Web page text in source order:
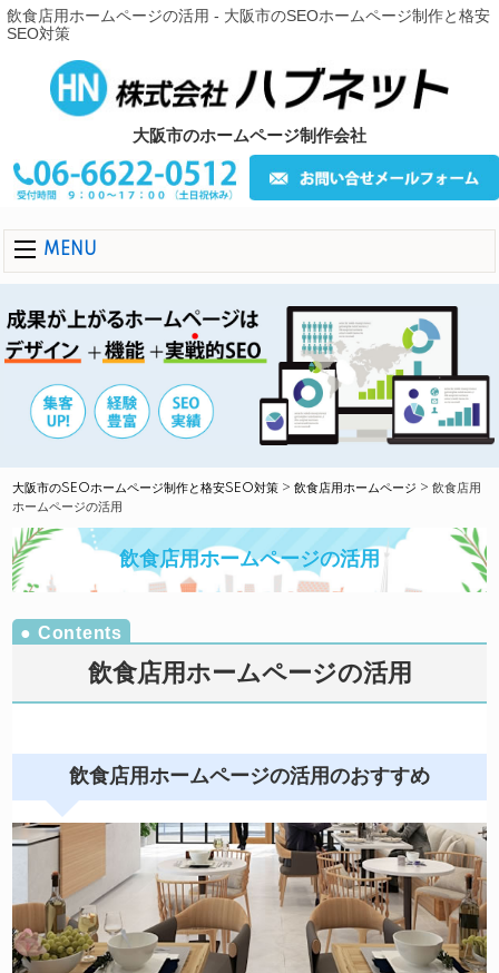
飲食店用ホームページの活用 - 大阪市のSEOホームページ制作と格安
SEO対策
大阪市のホームページ制作会社
MENU
大阪市のSEOホームページ制作と格安SEO対策 >飲食店用ホームページ >飲食店用
ホームページの活用
飲食店用ホームページの活用
飲食店用ホームページの活用
飲食店用ホームページの活用のおすすめ